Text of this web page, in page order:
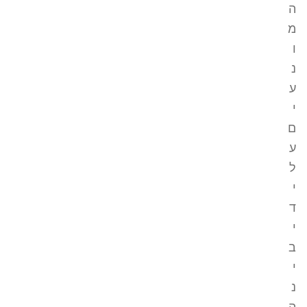
ה
מ
ו
נ
ע
י
ם
ע
ל
י
ד
י
ב
י
נ